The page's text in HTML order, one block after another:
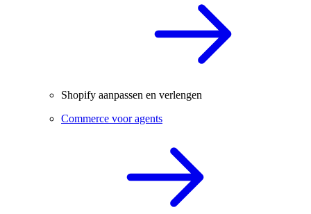
Shopify aanpassen en verlengen
Commerce voor agents